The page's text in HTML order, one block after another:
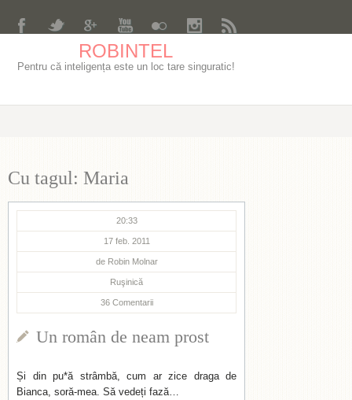
ROBINTEL
Pentru că inteligența este un loc tare singuratic!
Cu tagul: Maria
20:33
17 feb. 2011
de Robin Molnar
Ruşinică
36 Comentarii
Un român de neam prost
Și din pu*ă strâmbă, cum ar zice draga de
Bianca, soră-mea. Să vedeți fază…